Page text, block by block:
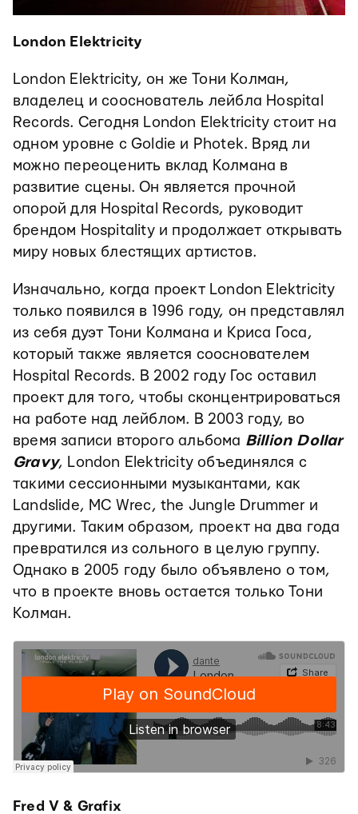
London Elektricity
London Elektricity, он же Тони Колман,
владелец и сооснователь лейбла Hospital
Records. Сегодня London Elektricity стоит на
одном уровне с Goldie и Photek. Вряд ли
можно переоценить вклад Колмана в
развитие сцены. Он является прочной
опорой для Hospital Records, руководит
брендом Hospitality и продолжает открывать
миру новых блестящих артистов.
Изначально, когда проект London Elektricity
только появился в 1996 году, он представлял
из себя дуэт Тони Колмана и Криса Госа,
который также является сооснователем
Hospital Records. В 2002 году Гос оставил
проект для того, чтобы сконцентрироваться
на работе над лейблом. В 2003 году, во
время записи второго альбома Billion Dollar
Gravy, London Elektricity объединялся с
такими сессионными музыкантами, как
Landslide, MC Wrec, the Jungle Drummer и
другими. Таким образом, проект на два года
превратился из сольного в целую группу.
Однако в 2005 году было объявлено о том,
что в проекте вновь остается только Тони
Колман.
Fred V & Grafix